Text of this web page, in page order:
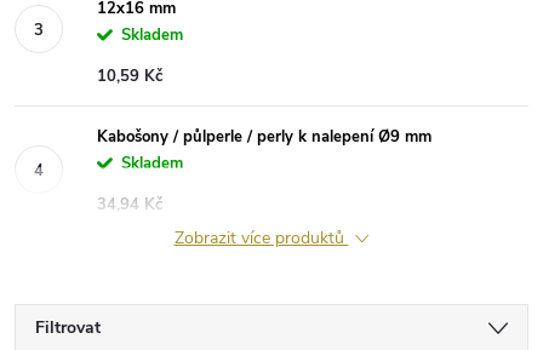
12x16 mm
Skladem
10,59 Kč
Kabošony / půlperle / perly k nalepení Ø9 mm
Skladem
34,94 Kč
Zobrazit více produktů
Filtrovat